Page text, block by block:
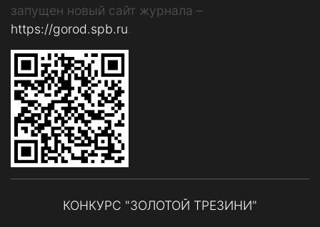
запущен новый сайт журнала –
https://gorod.spb.ru.
КОНКУРС "ЗОЛОТОЙ ТРЕЗИНИ"